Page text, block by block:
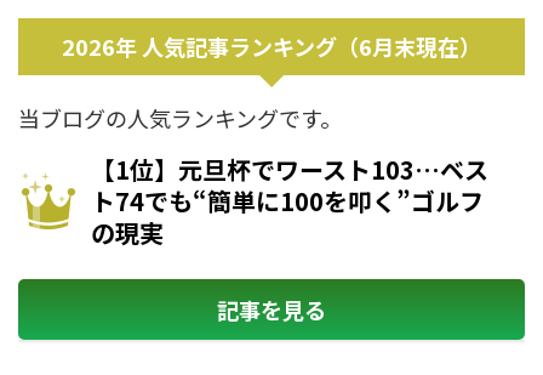
2026年 人気記事ランキング（6月末現在）
当ブログの人気ランキングです。
【1位】元旦杯でワースト103…ベス
ト74でも“簡単に100を叩く”ゴルフ
の現実
記事を見る